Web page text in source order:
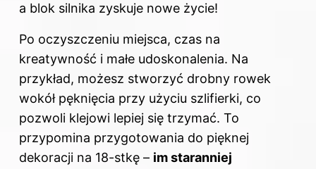
a blok silnika zyskuje nowe życie!
Po oczyszczeniu miejsca, czas na
kreatywność i małe udoskonalenia. Na
przykład, możesz stworzyć drobny rowek
wokół pęknięcia przy użyciu szlifierki, co
pozwoli klejowi lepiej się trzymać. To
przypomina przygotowania do pięknej
dekoracji na 18-stkę – im staranniej